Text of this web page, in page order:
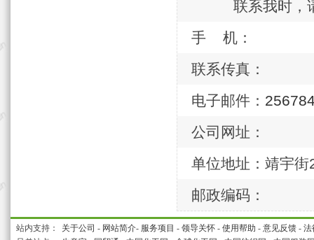
联系我时，
手 机：
联系传真：
电子邮件：
公司网址：
单位地址：靖宇街
邮政编码：
站内支持： 关于公司 - 网站简介- 服务项目 - 领导关怀 - 使用帮助 - 意见反馈 - 法